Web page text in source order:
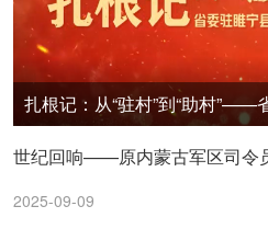
世纪回响——原内蒙古军区司令
2025-09-09